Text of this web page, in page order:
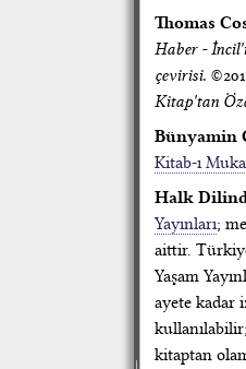
Thomas
Haber -
çevirisi.
Kitap'tan
Bünyamin
Kitab-ı
Halk
Yayınları;
aittir.
Yaşam
ayete kadar
kitaptan